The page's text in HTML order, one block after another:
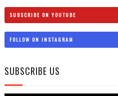
SUBSCRIBE ON YOUTUBE
FOLLOW ON INSTAGRAM
SUBSCRIBE US